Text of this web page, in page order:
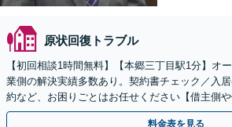
原状回復トラブル
【初回相談1時間無料】【本郷三丁目駅1分】オ
業側の解決実績多数あり。契約書チェック／入
約など、お困りごとはお任せください【借主側
き／共有不動産のトラブルなど【不動産登記も
料金表を見る